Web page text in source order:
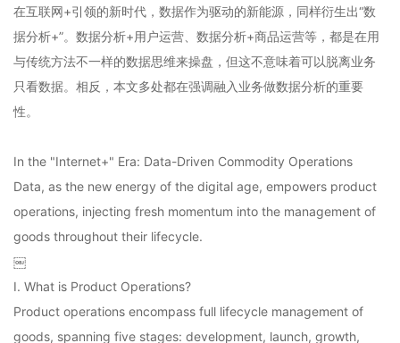
在互联网+引领的新时代，数据作为驱动的新能源，同样衍生出“数
据分析+”。数据分析+用户运营、数据分析+商品运营等，都是在用
与传统方法不一样的数据思维来操盘，但这不意味着可以脱离业务
只看数据。相反，本文多处都在强调融入业务做数据分析的重要
性。
In the "Internet+" Era: Data-Driven Commodity Operations
Data, as the new energy of the digital age, empowers product
operations, injecting fresh momentum into the management of
goods throughout their lifecycle.
￼
I. What is Product Operations?
Product operations encompass full lifecycle management of
goods, spanning five stages: development, launch, growth,